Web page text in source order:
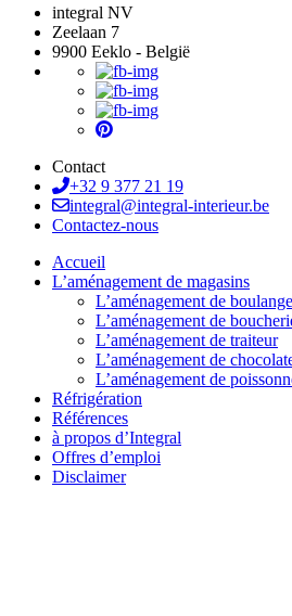
integral NV
Zeelaan 7
9900 Eeklo - België
Contact
+32 9 377 21 19
integral@integral-interieur.be
Contactez-nous
Accueil
L’aménagement de magasins
L’aménagement de
L’aménagement de
L’aménagement de traiteur
L’aménagement de
L’aménagement de
Réfrigération
Références
à propos d’Integral
Offres d’emploi
Disclaimer